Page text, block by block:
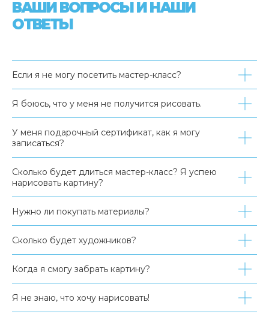
ВАШИ ВОПРОСЫ И НАШИ
ОТВЕТЫ
Если я не могу посетить мастер-класс?
Я боюсь, что у меня не получится рисовать.
У меня подарочный сертификат, как я могу
записаться?
Сколько будет длиться мастер-класс? Я успею
нарисовать картину?
Нужно ли покупать материалы?
Сколько будет художников?
Когда я смогу забрать картину?
Я не знаю, что хочу нарисовать!